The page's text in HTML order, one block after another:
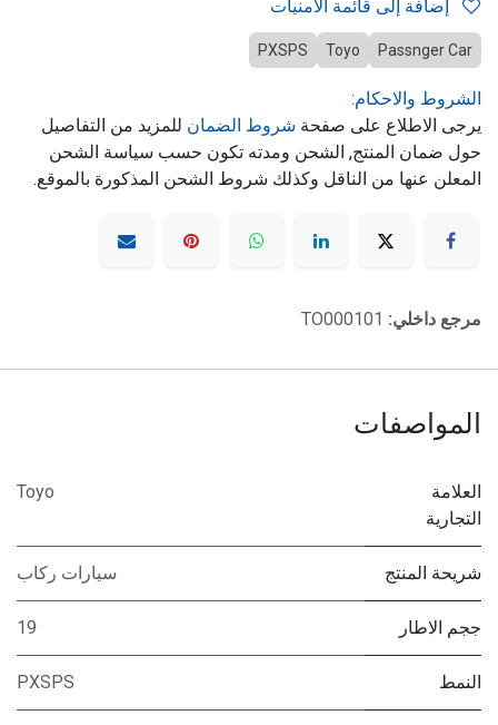
Passnger Car
Toyo
PXSPS
الشروط والاحكام:
يرجى الاطلاع على صفحة شروط الضمان للمزيد من التفاصيل
حول ضمان المنتج, الشحن ومدته تكون حسب سياسة الشحن
المعلن عنها من الناقل وكذلك شروط الشحن المذكورة بالموقع.
مرجع داخلي: TO000101
المواصفات
العلامة
التجارية
Toyo
شريحة المنتج سيارات ركاب
ججم الاطار 19
النمط PXSPS